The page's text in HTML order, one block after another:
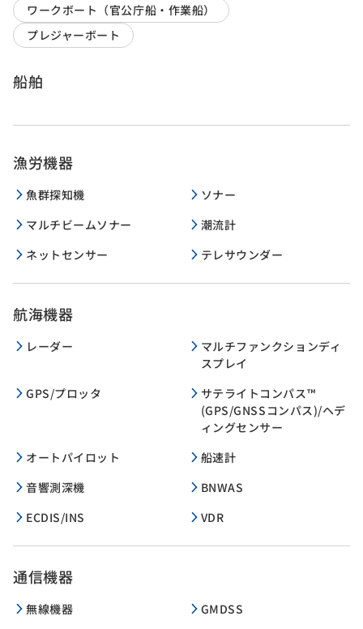
ワークボート（官公庁船・作業船）
プレジャーボート
船舶
漁労機器
魚群探知機
ソナー
マルチビームソナー
潮流計
ネットセンサー
テレサウンダー
航海機器
レーダー
マルチファンクションディ
スプレイ
GPS/プロッタ
サテライトコンパス™
(GPS/GNSSコンパス)/ヘデ
ィングセンサー
オートパイロット
船速計
音響測深機
BNWAS
ECDIS/INS
VDR
通信機器
無線機器
GMDSS